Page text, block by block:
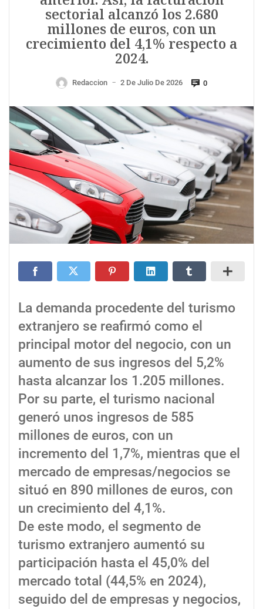
sectorial alcanzó los 2.680
millones de euros, con un
crecimiento del 4,1% respecto a
2024.
Redaccion — 2 De Julio De 2026 0
La demanda procedente del turismo
extranjero se reafirmó como el
principal motor del negocio, con un
aumento de sus ingresos del 5,2%
hasta alcanzar los 1.205 millones.
Por su parte, el turismo nacional
generó unos ingresos de 585
millones de euros, con un
incremento del 1,7%, mientras que el
mercado de empresas/negocios se
situó en 890 millones de euros, con
un crecimiento del 4,1%.
De este modo, el segmento de
turismo extranjero aumentó su
participación hasta el 45,0% del
mercado total (44,5% en 2024),
seguido del de empresas y negocios,